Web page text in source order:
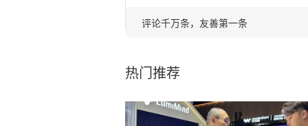
评论千万条，友善第一条
热门推荐